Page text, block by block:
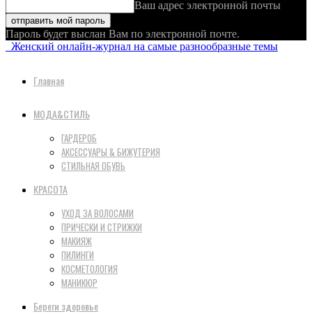
Ваш адрес электронной почты
Пароль будет выслан Вам по электронной почте.
Женский онлайн-журнал на самые разнообразные темы
Главная
МОДА&СТИЛЬ
ГАРДЕРОБ
АКСЕССУАРЫ & БИЖУТЕРИЯ
СТИЛЬНАЯ ОБУВЬ
КРАСОТА
УХОД ЗА ВОЛОСАМИ
ПРИЧЕСКИ И СТРИЖКИ
МАКИЯЖ
ПИЛИНГИ
КОСМЕТОЛОГИЯ
МАНИКЮР
Береги здоровье